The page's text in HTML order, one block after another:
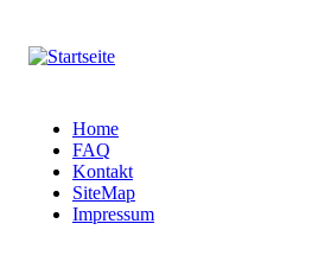
Home
FAQ
Kontakt
SiteMap
Impressum